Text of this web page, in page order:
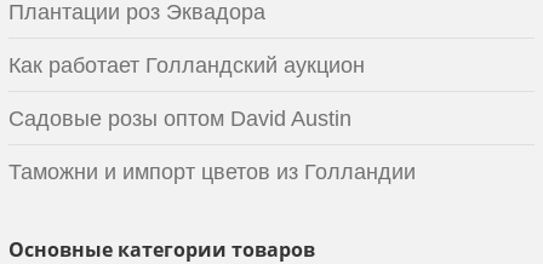
Плантации роз Эквадора
Как работает Голландский аукцион
Садовые розы оптом David Austin
Таможни и импорт цветов из Голландии
Основные категории товаров